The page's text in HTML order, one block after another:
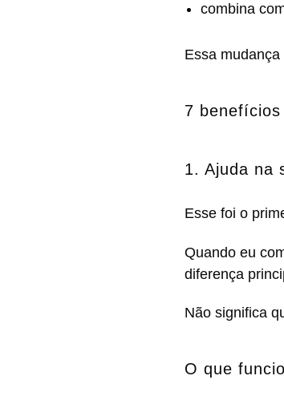
combina
Essa
7
1. Ajuda na
Esse foi o
Quando eu
diferença
Não significa
O que